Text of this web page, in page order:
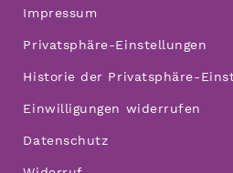
Impressum
Privatsphäre-Einstellungen
Historie der Privatsphäre-
Einwilligungen widerrufen
Datenschutz